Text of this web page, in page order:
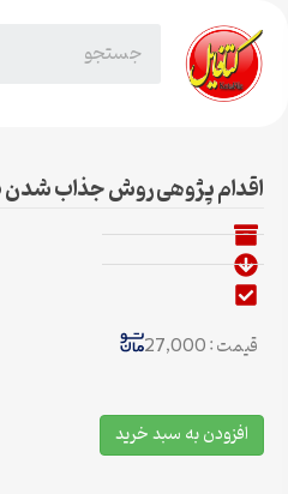
اقدام پژوهی روش جذاب شدن
قیمت : 27,000
افزودن به سبد خرید